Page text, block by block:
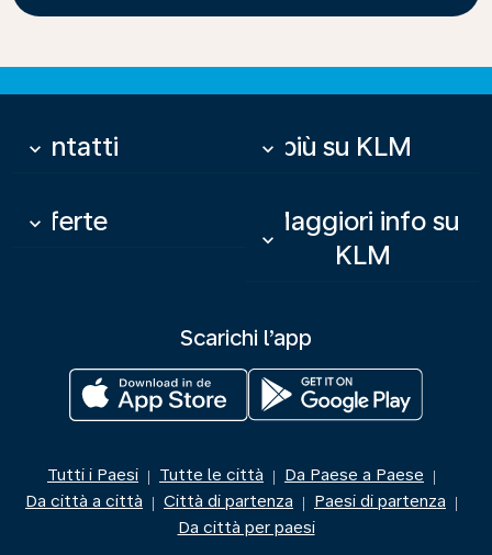
Contatti
keyboard_arrow_down Di più su KLM
keyboard_arrow_down
Offerte
keyboard_arrow_down
Maggiori info su
KLM
keyboard_arrow_down
Scarichi l’app
Tutti i Paesi | Tutte le città | Da Paese a Paese |
Da città a città | Città di partenza | Paesi di partenza |
Da città per paesi